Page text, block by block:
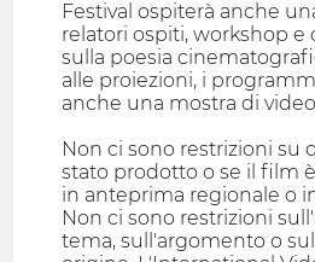
Festival ospiterà anche
relatori ospiti, workshop
sulla poesia
alle proiezioni, i
anche una mostra di
Non ci sono restrizioni su
stato prodotto o se il film
in anteprima regionale o
Non ci sono restrizioni
tema, sull'argomento o